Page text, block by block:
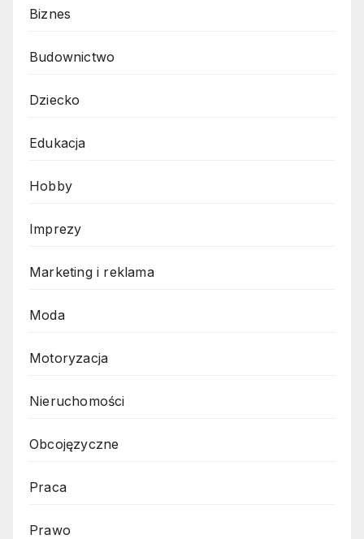
Biznes
Budownictwo
Dziecko
Edukacja
Hobby
Imprezy
Marketing i reklama
Moda
Motoryzacja
Nieruchomości
Obcojęzyczne
Praca
Prawo